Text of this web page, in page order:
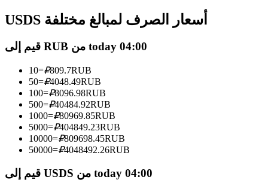
انضم إلى أفضل المتداولين
كن متداول نسخ
USDS أسعار الصرف لمبالغ مختلفة
قيم إلى RUB من today 04:00
10=₽809.7RUB
50=₽4048.49RUB
100=₽8096.98RUB
500=₽40484.92RUB
1000=₽80969.85RUB
5000=₽404849.23RUB
10000=₽809698.45RUB
50000=₽4048492.26RUB
قيم إلى USDS من today 04:00